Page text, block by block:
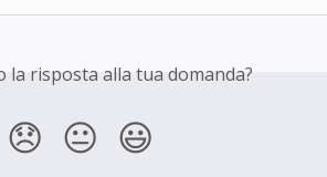
la risposta alla tua domanda?
😞 😐 😃